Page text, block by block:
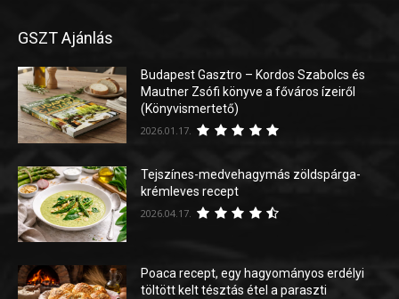
GSZT Ajánlás
Budapest Gasztro – Kordos Szabolcs és
Mautner Zsófi könyve a főváros ízeiről
(Könyvismertető)
2026.01.17.
Tejszínes-medvehagymás zöldspárga-
krémleves recept
2026.04.17.
Poaca recept, egy hagyományos erdélyi
töltött kelt tésztás étel a paraszti